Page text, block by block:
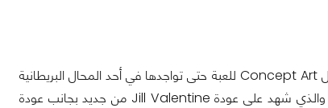
كانت التسريبات تنهال علينا منذ فترة بخصوص Resident Evil 3 Remake بداية من تسريب ال Concept Art للعبة حتى تواجدها في أحد المحال البريطانية
وبسعر 51$ إلى العديد من الأقاويل المتداولة ولذلك أنهت Sony النزاع بالعرض الرسمي للعبة والذي شهد على عودة Jill Valentine من جديد بجانب عودة